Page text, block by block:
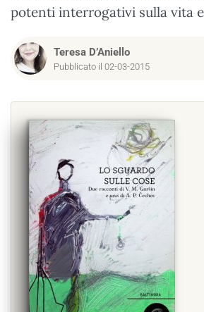
potenti interrogativi sulla vita
Teresa D’Aniello
Pubblicato il 02-03-2015